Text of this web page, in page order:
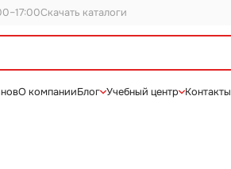
Скачать каталоги
О компанииБлог Учебный центр Контакты